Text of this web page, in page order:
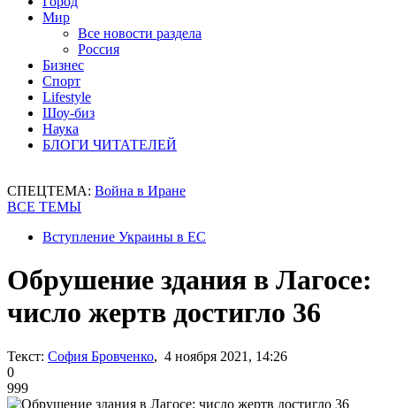
Мир
Все новости раздела
Россия
Бизнес
Спорт
Lifestyle
Шоу-биз
Наука
БЛОГИ ЧИТАТЕЛЕЙ
СПЕЦТЕМА: Война в Иране
ВСЕ ТЕМЫ
Вступление Украины в ЕС
Обрушение здания в Лагосе:
число жертв достигло 36
Текст: София Бровченко, 4 ноября 2021, 14:26
0
999